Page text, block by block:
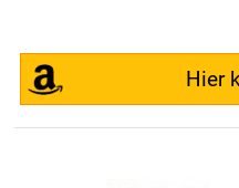
Hier